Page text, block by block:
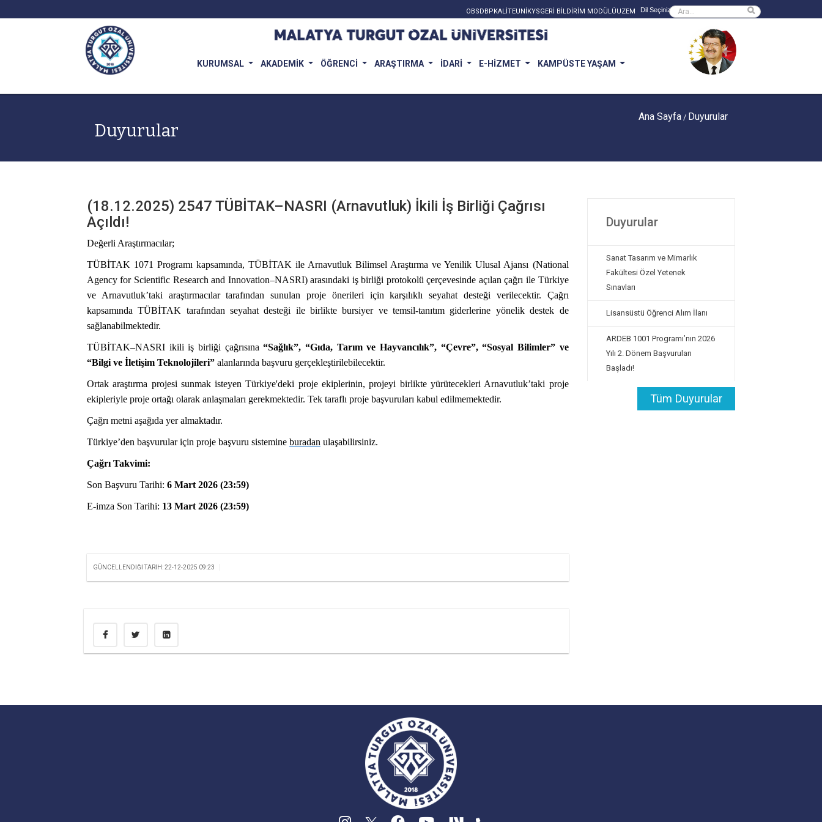
OBSDBPKALİTEUNİKYSGERİ BİLDİRİM MODÜLÜUZEM Powered by
Sitede ara
KURUMSAL AKADEMİK ÖĞRENCİ ARAŞTIRMA İDARİ E-HİZMET KAMPÜSTE YAŞAM
Duyurular
Ana Sayfa/ Duyurular
(18.12.2025) 2547 TÜBİTAK–NASRI (Arnavutluk) İkili İş Birliği Çağrısı
Açıldı!
Değerli Araştırmacılar;
TÜBİTAK 1071 Programı kapsamında, TÜBİTAK ile Arnavutluk Bilimsel Araştırma ve Yenilik Ulusal Ajansı (National
Agency for Scientific Research and Innovation–NASRI) arasındaki iş birliği protokolü çerçevesinde açılan çağrı ile Türkiye
ve Arnavutluk’taki araştırmacılar tarafından sunulan proje önerileri için karşılıklı seyahat desteği verilecektir. Çağrı
kapsamında TÜBİTAK tarafından seyahat desteği ile birlikte bursiyer ve temsil-tanıtım giderlerine yönelik destek de
sağlanabilmektedir.
TÜBİTAK–NASRI ikili iş birliği çağrısına“Sağlık”, “Gıda, Tarım ve Hayvancılık”, “Çevre”, “Sosyal Bilimler” ve
“Bilgi ve İletişim Teknolojileri”alanlarında başvuru gerçekleştirilebilecektir.
Ortak araştırma projesi sunmak isteyen Türkiye'deki proje ekiplerinin, projeyi birlikte yürütecekleri Arnavutluk’taki proje
ekipleriyle proje ortağı olarak anlaşmaları gerekmektedir. Tek taraflı proje başvuruları kabul edilmemektedir.
Çağrı metni aşağıda yer almaktadır.
Türkiye’den başvurular için proje başvuru sistemine buradan ulaşabilirsiniz.
Çağrı Takvimi:
Son Başvuru Tarihi: 6 Mart 2026 (23:59)
E-imza Son Tarihi: 13 Mart 2026 (23:59)
GÜNCELLENDIĞI TARIH: 22-12-2025 09:23
Duyurular
Sanat Tasarım ve Mimarlık
Fakültesi Özel Yetenek
Sınavları
Lisansüstü Öğrenci Alım İlanı
ARDEB 1001 Programı’nın 2026
Yılı 2. Dönem Başvuruları
Başladı!
Tüm Duyurular